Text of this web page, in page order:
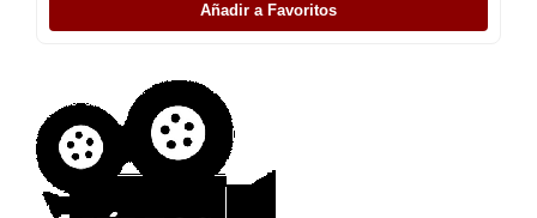
Añadir a Favoritos